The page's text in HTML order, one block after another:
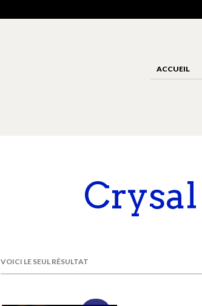
ACCUEIL
Crysal
VOICI LE SEUL RÉSULTAT